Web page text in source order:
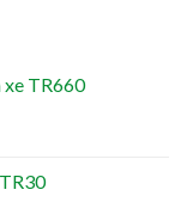
xe TR660